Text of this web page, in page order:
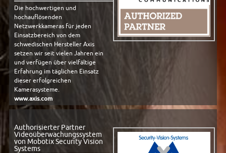
Die hochwertigen und
hochauflösenden
Netzwerkkameras für jeden
Einsatzbereich von dem
schwedischen Hersteller Axis
setzen wir seit vielen Jahren ein
und verfügen über vielfältige
Erfahrung im täglichen Einsatz
dieser erfolgreichen
Kamerasysteme.
www.axis.com
Authorisierter Partner
Videoüberwachungssystem
von Mobotix Security Vision
Systems